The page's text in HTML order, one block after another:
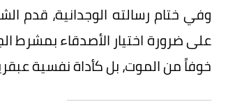
وفي ختام رسالته الوجدانية، قدم
على ضرورة اختيار الأصدقاء بمشرط
خوفاً من الموت، بل كأداة نفسية